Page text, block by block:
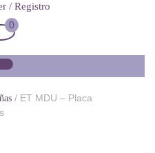
/ Registro
Carrito
0
/ ET MDU – Placa